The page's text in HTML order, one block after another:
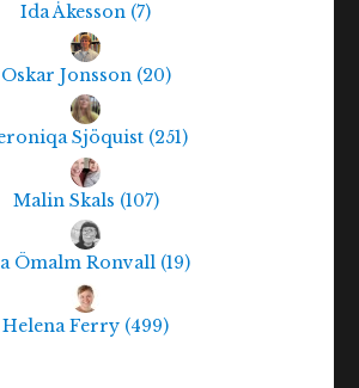
Ida Åkesson (7)
Oskar Jonsson (20)
Sjöquist (251)
Malin Skals (107)
Ömalm Ronvall (19)
Helena Ferry (499)